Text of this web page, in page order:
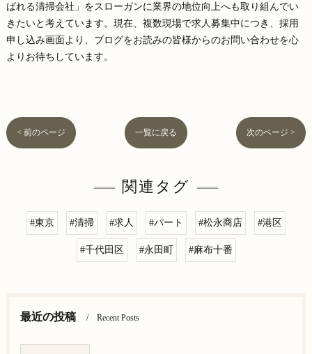
ばれる清掃会社」をスローガンに業界の地位向上へも取り組んでい
きたいと考えています。現在、複数現場で求人募集中につき、採用
申し込み画面より、ブログをお読みの皆様からのお問い合わせを心
よりお待ちしています。
< 前のページ 一覧に戻る 次のページ >
関連タグ
#東京 #清掃 #求人 #パート #松永商店 #港区
#千代田区 #永田町 #麻布十番
最近の投稿 Recent Posts